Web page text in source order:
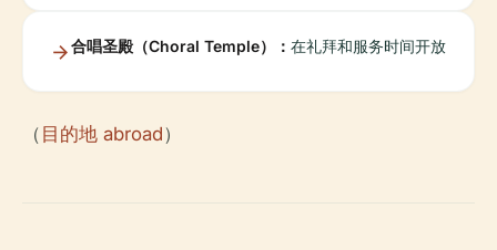
合唱圣殿（Choral Temple）： 在礼拜和服务时间开放
（ 目的地 abroad）